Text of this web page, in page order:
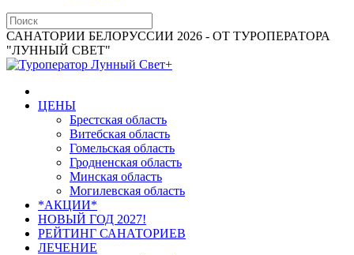
САНАТОРИИ БЕЛОРУССИИ 2026 - ОТ ТУРОПЕРАТОРА
"ЛУННЫЙ СВЕТ"
ЦЕНЫ
Брестская область
Витебская область
Гомельская область
Гродненская область
Минская область
Могилевская область
*АКЦИИ*
НОВЫЙ ГОД 2027!
РЕЙТИНГ САНАТОРИЕВ
ЛЕЧЕНИЕ